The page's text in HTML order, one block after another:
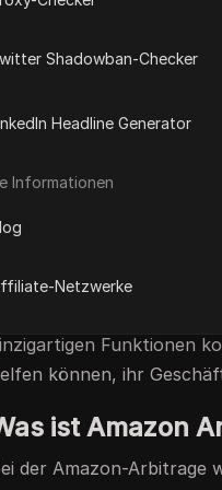
Shadowban-Checker
Headline Generator
Informationen
Netzwerke
schwer, ihr
die Komplexität der
bei, die Sicherheit
es ihnen ermöglichen,
diesem Artikel werden
Funktionen
können, ihr
ist Amazon
der Amazon-Arbitrage